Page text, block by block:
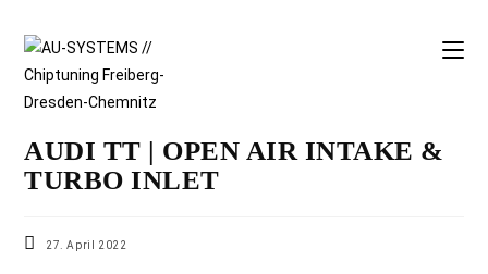
AUDI TT | OPEN AIR INTAKE &
TURBO INLET
27. April 2022